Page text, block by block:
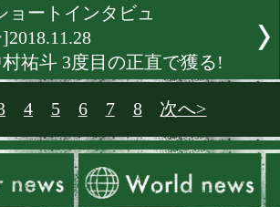
[試合後談話]2018.11.28
両国の意地が激突! 日中親
合
[試合後談話]2018.11.28
塙英理加が4度目のタイト
戦